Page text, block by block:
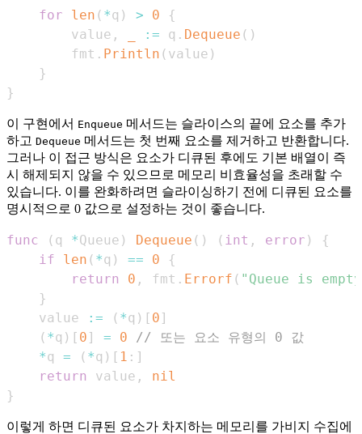
for len ( *q ) > 0
{
        value
, := q . Dequeue ( )
        fmt
. Println ( value )
}
}
이 구현에서 Enqueue 메서드는 슬라이스의 끝에 요소를 추가
하고 Dequeue 메서드는 첫 번째 요소를 제거하고 반환합니다.
그러나 이 접근 방식은 요소가 디큐된 후에도 기본 배열이 즉
시 해제되지 않을 수 있으므로 메모리 비효율성을 초래할 수
있습니다. 이를 완화하려면 슬라이싱하기 전에 디큐된 요소를
명시적으로 0 값으로 설정하는 것이 좋습니다.
func ( q *Queue ) Dequeue ( ) ( int , error )
{
if
len ( *q ) == 0
{
return
0 , fmt . Errorf ( "Queue is
}
    value
:= ( *q ) [ 0 ]
( *q ) [ 0 ] = 0
// 또는 요소 유형의 0 값
*q = ( *q ) [ 1 : ]
return
value ,
nil
}
이렇게 하면 디큐된 요소가 차지하는 메모리를 가비지 수집에